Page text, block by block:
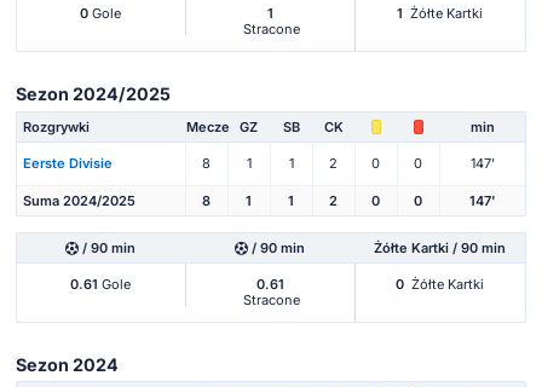
0 Gole
1
Stracone
1 Żółte Kartki
Sezon 2024/2025
Rozgrywki Mecze GZ SB CK min
Eerste Divisie 8 1 1 2 0 0 147'
Suma 2024/2025 8 1 1 2 0 0 147'
/ 90 min / 90 min Żółte Kartki / 90 min
0.61 Gole
0.61
Stracone
0 Żółte Kartki
Sezon 2024